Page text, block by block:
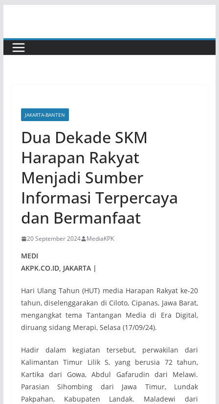
content
JAKARTA-BANTEN
Dua Dekade SKM
Harapan Rakyat
Menjadi Sumber
Informasi Terpercaya
dan Bermanfaat
20 September 2024 MediaKPK
MEDI
AKPK.CO.ID, JAKARTA |
Hari Ulang Tahun (HUT) media Harapan Rakyat ke-20
tahun, diselenggarakan di Ciloto, Cipanas, Jawa Barat,
mengangkat tema Tantangan Media di Era Digital,
diruang sidang Merapi, Selasa (17/09/24).
Hadir dalam kegiatan tersebut, perwakilan dari
Kalimantan Timur Lilik S, yang berusia 72 tahun,
Kartika dari Gowa, Abdul Gafarudin dari Melawi.
Parasian Sihombing dari Jawa Timur, Lundak
Pakpahan, Kabupaten Landak. Maladewi dari